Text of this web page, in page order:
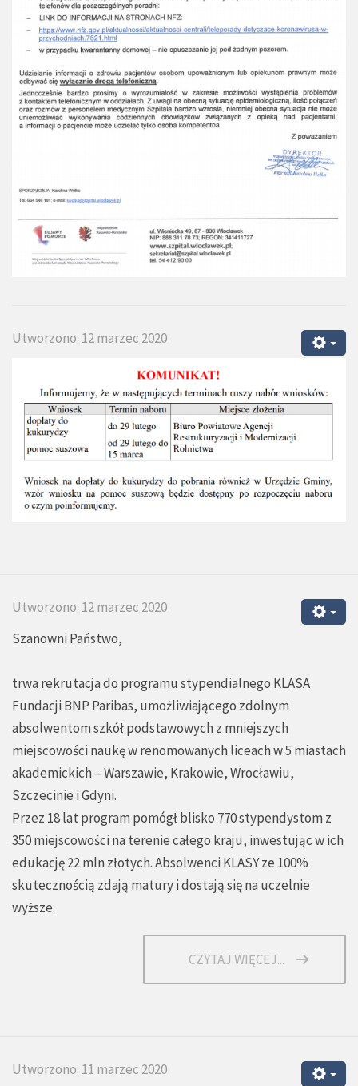
Utworzono: 12 marzec 2020
Utworzono: 12 marzec 2020
Szanowni Państwo,
trwa rekrutacja do programu stypendialnego KLASA
Fundacji BNP Paribas, umożliwiającego zdolnym
absolwentom szkół podstawowych z mniejszych
miejscowości naukę w renomowanych liceach w 5 miastach
akademickich – Warszawie, Krakowie, Wrocławiu,
Szczecinie i Gdyni.
Przez 18 lat program pomógł blisko 770 stypendystom z
350 miejscowości na terenie całego kraju, inwestując w ich
edukację 22 mln złotych. Absolwenci KLASY ze 100%
skutecznością zdają matury i dostają się na uczelnie
wyższe.
CZYTAJ WIĘCEJ...
Utworzono: 11 marzec 2020